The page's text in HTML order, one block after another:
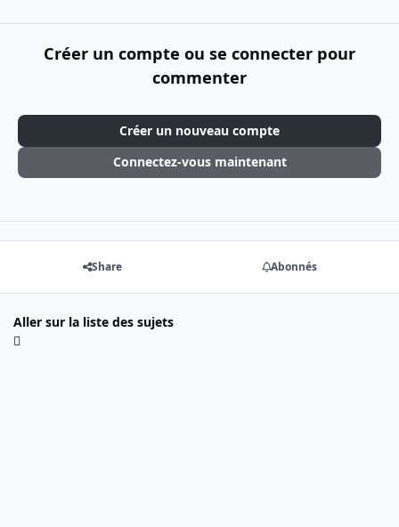
Créer un compte ou se connecter pour
commenter
Créer un nouveau compte
Connectez-vous maintenant
Share Abonnés
Aller sur la liste des sujets